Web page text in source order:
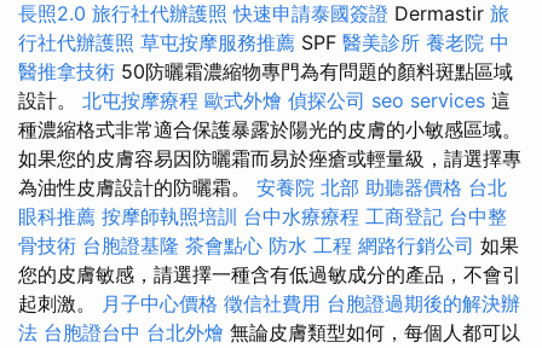
長照2.0 旅行社代辦護照 快速申請泰國簽證 Dermastir 旅
行社代辦護照 草屯按摩服務推薦 SPF 醫美診所 養老院 中
醫推拿技術 50防曬霜濃縮物專門為有問題的顏料斑點區域
設計。 北屯按摩療程 歐式外燴 偵探公司 seo services 這
種濃縮格式非常適合保護暴露於陽光的皮膚的小敏感區域。
如果您的皮膚容易因防曬霜而易於痤瘡或輕量級，請選擇專
為油性皮膚設計的防曬霜。 安養院 北部 助聽器價格 台北
眼科推薦 按摩師執照培訓 台中水療療程 工商登記 台中整
骨技術 台胞證基隆 茶會點心 防水 工程 網路行銷公司 如果
您的皮膚敏感，請選擇一種含有低過敏成分的產品，不會引
起刺激。 月子中心價格 徵信社費用 台胞證過期後的解決辦
法 台胞證台中 台北外燴 無論皮膚類型如何，每個人都可以